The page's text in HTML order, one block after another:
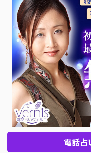
電話占